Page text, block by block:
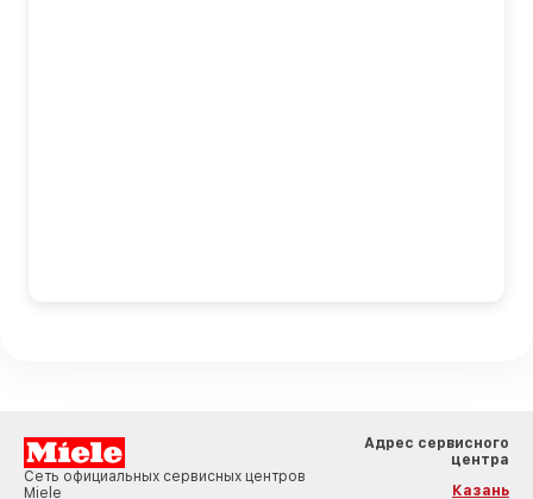
Сеть официальных сервисных центров
Miele
Адрес сервисного
центра
Казань